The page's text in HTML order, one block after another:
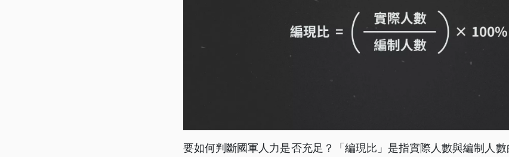
要如何判斷國軍人力是否充足？「編現比」是指實際人數與編制人數